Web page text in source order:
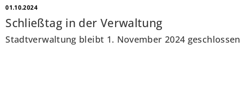
01.10.2024
Schließtag in der Verwaltung
Stadtverwaltung bleibt 1. November 2024 geschlossen